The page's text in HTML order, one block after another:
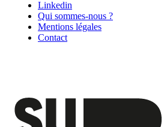
Linkedin
Qui sommes-nous ?
Mentions légales
Contact